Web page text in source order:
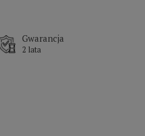
Gwarancja
2 lata